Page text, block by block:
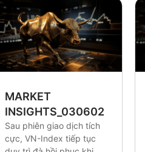
MARKET
INSIGHTS_0306026
Sau phiên giao dịch tích
cực, VN-Index tiếp tục